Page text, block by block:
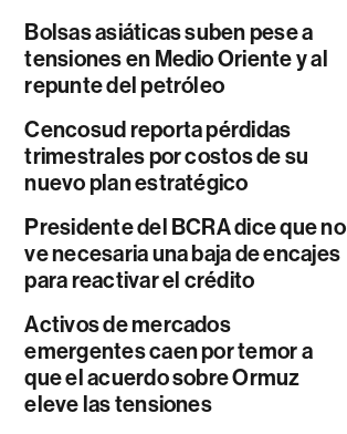
Bolsas asiáticas suben pese a
tensiones en Medio Oriente y al
repunte del petróleo
Cencosud reporta pérdidas
trimestrales por costos de su
nuevo plan estratégico
Presidente del BCRA dice que no
ve necesaria una baja de encajes
para reactivar el crédito
Activos de mercados
emergentes caen por temor a
que el acuerdo sobre Ormuz
eleve las tensiones